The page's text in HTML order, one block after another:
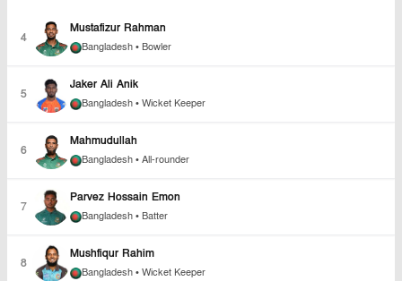
4
Mustafizur Rahman
Bangladesh • Bowler
5
Jaker Ali Anik
Bangladesh • Wicket Keeper
6
Mahmudullah
Bangladesh • All-rounder
7
Parvez Hossain Emon
Bangladesh • Batter
8
Mushfiqur Rahim
Bangladesh • Wicket Keeper